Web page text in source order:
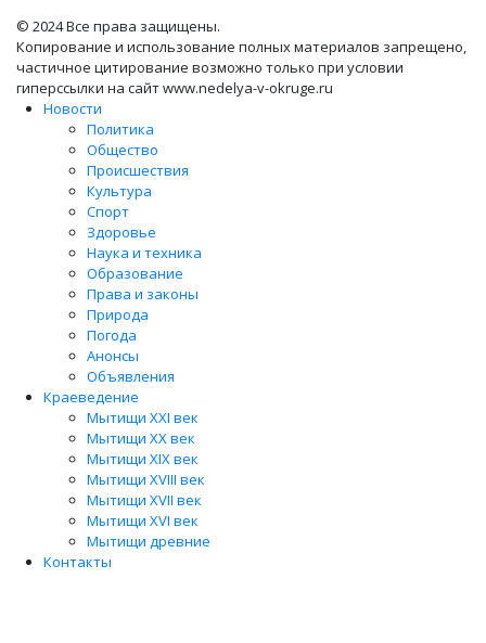
© 2024 Все права защищены.
Копирование и использование полных материалов запрещено,
частичное цитирование возможно только при условии
гиперссылки на сайт www.nedelya-v-okruge.ru
Новости
Политика
Общество
Происшествия
Культура
Спорт
Здоровье
Наука и техника
Образование
Права и законы
Природа
Погода
Анонсы
Объявления
Краеведение
Мытищи XXI век
Мытищи XX век
Мытищи XIX век
Мытищи XVIII век
Мытищи XVII век
Мытищи XVI век
Мытищи древние
Контакты